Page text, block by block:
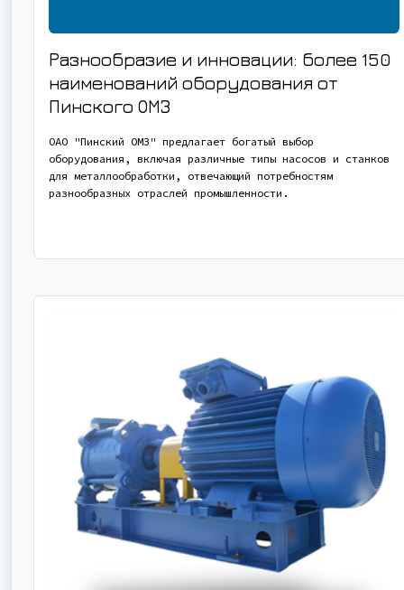
Разнообразие и инновации: более 150
наименований оборудования от
Пинского ОМЗ
ОАО "Пинский ОМЗ" предлагает богатый выбор
оборудования, включая различные типы насосов и станков
для металлообработки, отвечающий потребностям
разнообразных отраслей промышленности.